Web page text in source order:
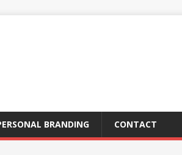
BRANDING CONTACT